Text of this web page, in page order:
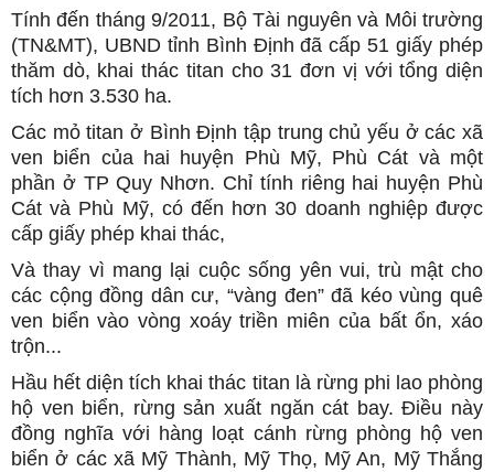
Tính đến tháng 9/2011, Bộ Tài nguyên và Môi trường
(TN&MT), UBND tỉnh Bình Định đã cấp 51 giấy phép
thăm dò, khai thác titan cho 31 đơn vị với tổng diện
tích hơn 3.530 ha.
Các mỏ titan ở Bình Định tập trung chủ yếu ở các xã
ven biển của hai huyện Phù Mỹ, Phù Cát và một
phần ở TP Quy Nhơn. Chỉ tính riêng hai huyện Phù
Cát và Phù Mỹ, có đến hơn 30 doanh nghiệp được
cấp giấy phép khai thác,
Và thay vì mang lại cuộc sống yên vui, trù mật cho
các cộng đồng dân cư, “vàng đen” đã kéo vùng quê
ven biển vào vòng xoáy triền miên của bất ổn, xáo
trộn...
Hầu hết diện tích khai thác titan là rừng phi lao phòng
hộ ven biển, rừng sản xuất ngăn cát bay. Điều này
đồng nghĩa với hàng loạt cánh rừng phòng hộ ven
biển ở các xã Mỹ Thành, Mỹ Thọ, Mỹ An, Mỹ Thắng